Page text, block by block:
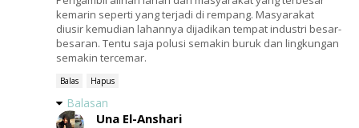
kemarin seperti yang terjadi di rempang. Masyarakat
diusir kemudian lahannya dijadikan tempat industri besar-
besaran. Tentu saja polusi semakin buruk dan lingkungan
semakin tercemar.
Balas Hapus
Balasan
Una El-Anshari